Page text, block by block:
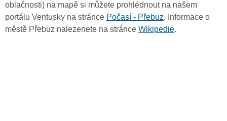
oblačnosti) na mapě si můžete prohlédnout na našem
portálu Ventusky na stránce Počasí - Přebuz. Informace o
městě Přebuz nalezenete na stránce Wikipedie.